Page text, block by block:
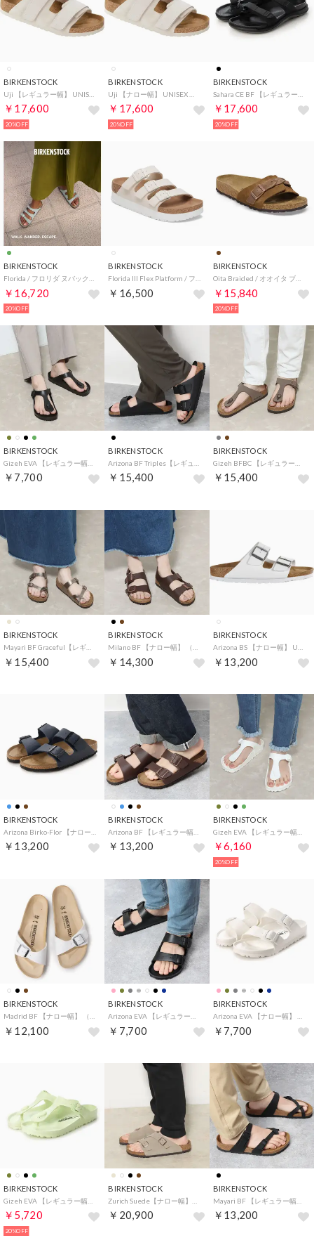
BIRKENSTOCK
￥17,600
20%OFF
BIRKENSTOCK
￥17,600
20%OFF
BIRKENSTOCK
￥17,600
20%OFF
BIRKENSTOCK
￥16,720
20%OFF
BIRKENSTOCK
￥16,500
BIRKENSTOCK
Oita Braided / オオイタ ブレイデッド スエードレザー 【ナロー幅】 WOMEN （ミンク）
￥15,840
20%OFF
BIRKENSTOCK
￥7,700
BIRKENSTOCK
￥15,400
BIRKENSTOCK
￥15,400
BIRKENSTOCK
￥15,400
BIRKENSTOCK
￥14,300
BIRKENSTOCK
￥13,200
BIRKENSTOCK
￥13,200
BIRKENSTOCK
￥13,200
BIRKENSTOCK
￥6,160
20%OFF
BIRKENSTOCK
￥12,100
BIRKENSTOCK
￥7,700
BIRKENSTOCK
￥7,700
BIRKENSTOCK
￥5,720
20%OFF
BIRKENSTOCK
￥20,900
BIRKENSTOCK
￥13,200